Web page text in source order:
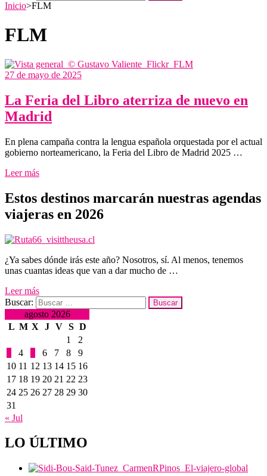
Inicio>FLM
FLM
27 de mayo de 2025
La Feria del Libro aterriza de nuevo en
Madrid
En plena campaña contra la lengua española orquestada por el actual
gobierno norteamericano, la Feria del Libro de Madrid 2025 …
Leer más
Estos destinos marcarán nuestras agendas
viajeras en 2026
¿Ya sabes dónde irás este año? Nosotros, sí. Al menos, tenemos
unas cuantas ideas que van a dar mucho de …
Leer más
Buscar:
agosto 2026
L M X J V S D
1
2
4 6 7 8
9
10 11 12 13 14 15 16
17 18 19 20 21 22 23
24 25 26 27 28 29 30
31
« Jul
LO ÚLTIMO